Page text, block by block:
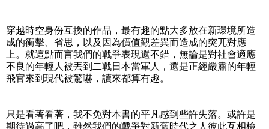
穿越時空身份互換的作品，最有趣的點大多放在新環境所造
成的衝擊、省思，以及因為價值觀差異而造成的突兀對應
上。就這點而言我們的戰爭表現還不錯，無論是對社會適應
不良的年輕人被丟到二戰日本當軍人，還是正經嚴肅的年輕
飛官來到現代被驚嚇，讀來都算有趣。
只是看著看著，我不免對本書的平凡感到些許失落。或許是
期待過高了吧，雖然我們的戰爭對新舊時代之人彼此互相檢